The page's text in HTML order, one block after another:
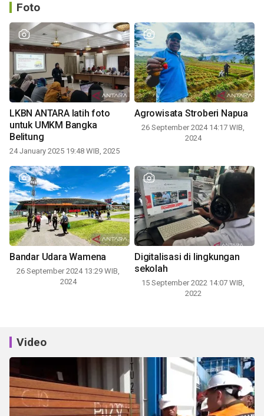
Foto
LKBN ANTARA latih foto
untuk UMKM Bangka
Belitung
24 January 2025 19:48 WIB, 2025
Agrowisata Stroberi Napua
26 September 2024 14:17 WIB,
2024
Bandar Udara Wamena
26 September 2024 13:29 WIB,
2024
Digitalisasi di lingkungan
sekolah
15 September 2022 14:07 WIB,
2022
Video